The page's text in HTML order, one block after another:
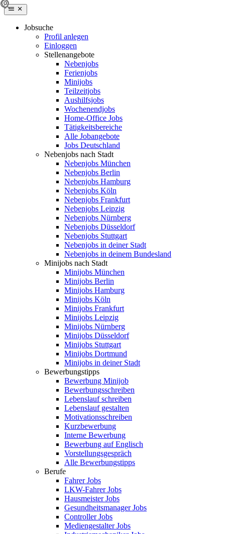
Jobsuche
Profil anlegen
Einloggen
Stellenangebote
Nebenjobs
Ferienjobs
Minijobs
Teilzeitjobs
Aushilfsjobs
Wochenendjobs
Home-Office Jobs
Tätigkeitsbereiche
Alle Jobangebote
Jobs Deutschland
Nebenjobs nach Stadt
Nebenjobs München
Nebenjobs Berlin
Nebenjobs Hamburg
Nebenjobs Köln
Nebenjobs Frankfurt
Nebenjobs Leipzig
Nebenjobs Nürnberg
Nebenjobs Düsseldorf
Nebenjobs Stuttgart
Nebenjobs in deiner Stadt
Nebenjobs in deinem Bundesland
Minijobs nach Stadt
Minijobs München
Minijobs Berlin
Minijobs Hamburg
Minijobs Köln
Minijobs Frankfurt
Minijobs Leipzig
Minijobs Nürnberg
Minijobs Düsseldorf
Minijobs Stuttgart
Minijobs Dortmund
Minijobs in deiner Stadt
Bewerbungstipps
Bewerbung Minijob
Bewerbungsschreiben
Lebenslauf schreiben
Lebenslauf gestalten
Motivationsschreiben
Kurzbewerbung
Interne Bewerbung
Bewerbung auf Englisch
Vorstellungsgespräch
Alle Bewerbungstipps
Berufe
Fahrer Jobs
LKW-Fahrer Jobs
Hausmeister Jobs
Gesundheitsmanager Jobs
Controller Jobs
Mediengestalter Jobs